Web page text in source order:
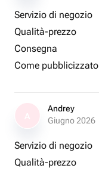
Servizio di negozio
Qualità-prezzo
Consegna
Come pubblicizzato
Andrey
Giugno 2026
Servizio di negozio
Qualità-prezzo